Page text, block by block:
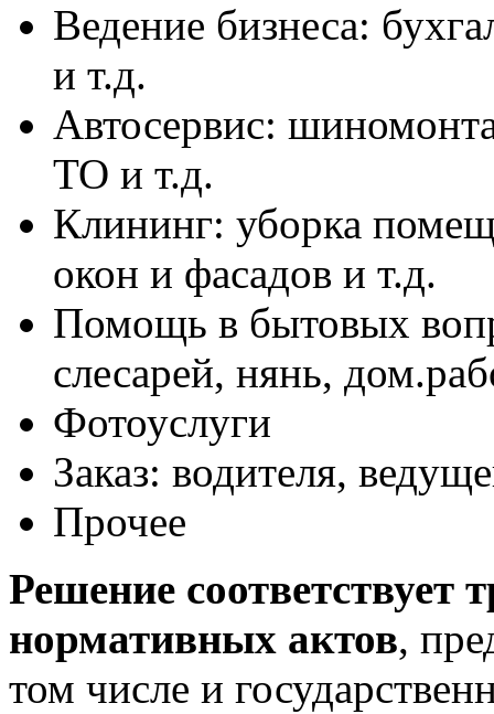
Ведение бизнеса:
и т.д.
Автосервис:
ТО и т.д.
Клининг: уборка
окон и фасадов и т.д.
Помощь в бытовых
слесарей, нянь,
Фотоуслуги
Заказ: водителя,
Прочее
Решение соответствует
нормативных актов,
том числе и